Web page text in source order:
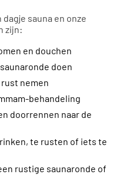
sauna en onze
zijn:
en douchen
doen
nemen
behandeling
doorrennen naar de
te rusten of iets te
rustige saunaronde of